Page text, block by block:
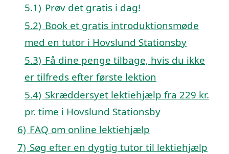
5.1) Prøv det gratis i dag!
5.2) Book et gratis introduktionsmøde
med en tutor i Hovslund Stationsby
5.3) Få dine penge tilbage, hvis du ikke
er tilfreds efter første lektion
5.4) Skræddersyet lektiehjælp fra 229 kr.
pr. time i Hovslund Stationsby
6) FAQ om online lektiehjælp
7) Søg efter en dygtig tutor til lektiehjælp